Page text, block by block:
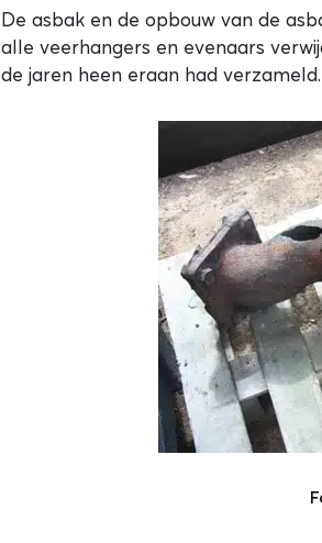
De asbak en de opbouw van de
alle veerhangers en evenaars
de jaren heen eraan had